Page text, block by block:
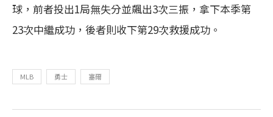
球，前者投出1局無失分並飆出3次三振，拿下本季第
23次中繼成功，後者則收下第29次救援成功。
MLB 勇士 塞爾